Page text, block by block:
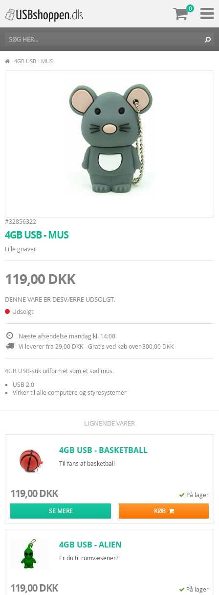
0
4GB USB - MUS
#32856322
4GB USB - MUS
Lille gnaver
119,00 DKK
DENNE VARE ER DESVÆRRE UDSOLGT.
Udsolgt
Næste afsendelse mandag kl. 14:00
Vi leverer fra 29,00 DKK - Gratis ved køb over 300,00 DKK
4GB USB-stik udformet som et sød mus.
USB 2.0
Virker til alle computere og styresystemer
LIGNENDE VARER
4GB USB - BASKETBALL
Til fans af basketball
119,00 DKK På lager
SE MERE KØB
4GB USB - ALIEN
Er du til rumvæsener?
119,00 DKK På lager